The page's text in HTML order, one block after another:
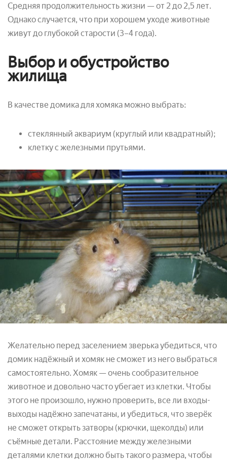
Средняя продолжительность жизни — от 2 до 2,5 лет.
Однако случается, что при хорошем уходе животные
живут до глубокой старости (3–4 года).
Выбор и обустройство
жилища
В качестве домика для хомяка можно выбрать:
стеклянный аквариум (круглый или квадратный);
клетку с железными прутьями.
Желательно перед заселением зверька убедиться, что
домик надёжный и хомяк не сможет из него выбраться
самостоятельно. Хомяк — очень сообразительное
животное и довольно часто убегает из клетки. Чтобы
этого не произошло, нужно проверить, все ли входы-
выходы надёжно запечатаны, и убедиться, что зверёк
не сможет открыть затворы (крючки, щеколды) или
съёмные детали. Расстояние между железными
деталями клетки должно быть такого размера, чтобы